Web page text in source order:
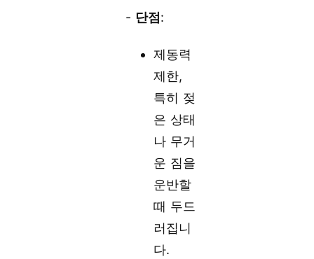
- 단점 :
제동력
제한,
특히 젖
은 상태
나 무거
운 짐을
운반할
때 두드
러집니
다.